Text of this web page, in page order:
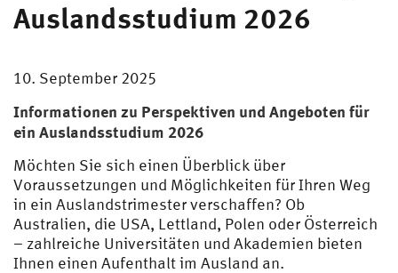
Auslandsstudium 2026
10. September 2025
Informationen zu Perspektiven und Angeboten für
ein Auslandsstudium 2026
Möchten Sie sich einen Überblick über
Voraussetzungen und Möglichkeiten für Ihren Weg
in ein Auslandstrimester verschaffen? Ob
Australien, die USA, Lettland, Polen oder Österreich
– zahlreiche Universitäten und Akademien bieten
Ihnen einen Aufenthalt im Ausland an.